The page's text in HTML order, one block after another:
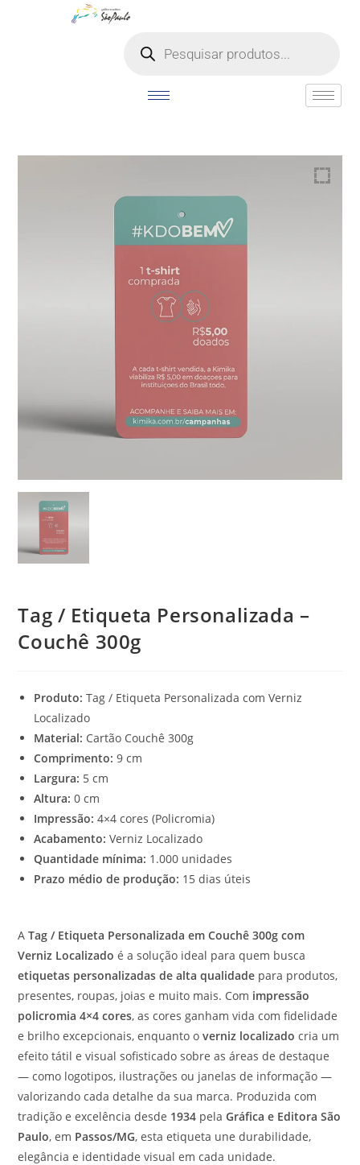
Tag / Etiqueta Personalizada –
Couchê 300g
Produto: Tag / Etiqueta Personalizada com Verniz
Localizado
Material: Cartão Couchê 300g
Comprimento: 9 cm
Largura: 5 cm
Altura: 0 cm
Impressão: 4×4 cores (Policromia)
Acabamento: Verniz Localizado
Quantidade mínima: 1.000 unidades
Prazo médio de produção: 15 dias úteis
ATag / Etiqueta Personalizada em Couchê 300g com
Verniz Localizado é a solução ideal para quem busca
etiquetas personalizadas de alta qualidade para produtos,
presentes, roupas, joias e muito mais. Com impressão
policromia 4×4 cores, as cores ganham vida com fidelidade
e brilho excepcionais, enquanto overniz localizado cria um
efeito tátil e visual sofisticado sobre as áreas de destaque
— como logotipos, ilustrações ou janelas de informação —
valorizando cada detalhe da sua marca. Produzida com
tradição e excelência desde 1934 pelaGráfica e Editora São
Paulo, em Passos/MG, esta etiqueta une durabilidade,
elegância e identidade visual em cada unidade.